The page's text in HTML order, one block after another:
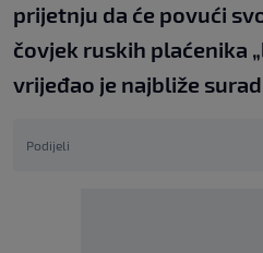
prijetnju da će povući
čovjek ruskih plaćenika
vrijeđao je najbliže
Podijeli